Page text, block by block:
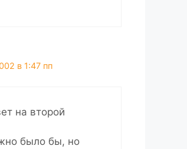
в 1:47 пп
на второй
было бы, но